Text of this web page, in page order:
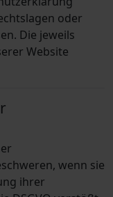
oder
Die jeweils
Website
wenn sie
ihrer